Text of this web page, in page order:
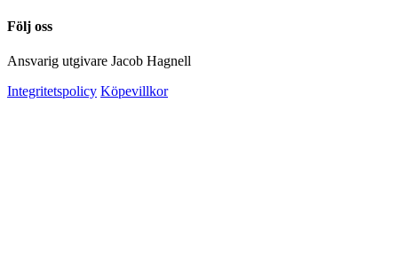
Följ oss
Ansvarig utgivare Jacob Hagnell
Integritetspolicy Köpevillkor